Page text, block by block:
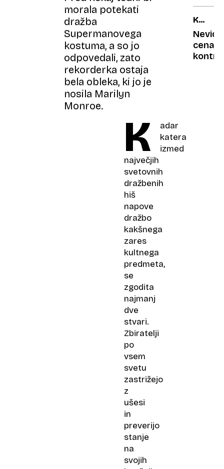
morala potekati
dražba
Supermanovega
kostuma, a so jo
odpovedali, zato
rekorderka ostaja
bela obleka, ki jo je
nosila Marilyn
Monroe.
K
adar
katera
izmed
največjih
svetovnih
dražbenih
hiš
napove
dražbo
kakšnega
zares
kultnega
predmeta,
se
zgodita
najmanj
dve
stvari.
Zbiratelji
po
vsem
svetu
zastrižejo
z
ušesi
in
preverijo
stanje
na
svojih
a
tisti
te
KAJA
cena